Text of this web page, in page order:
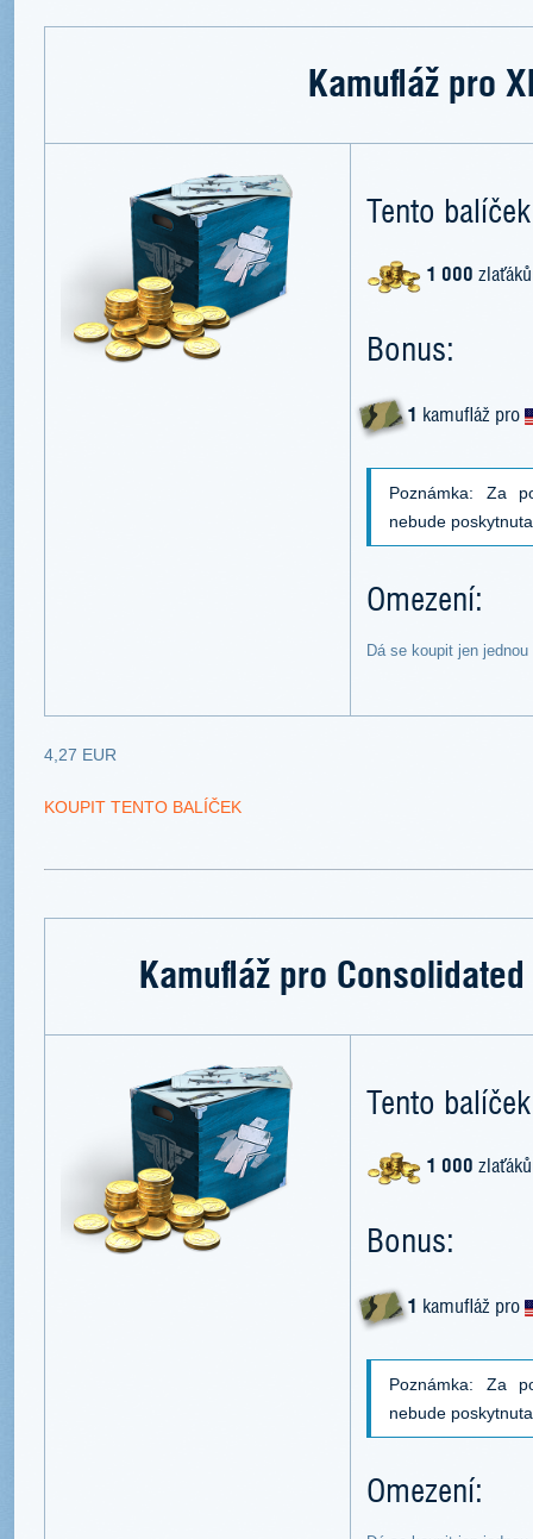
Kamufláž pro
Tento
1 000 zlaťáků
Bonus:
1 kamufláž pro
Poznámka: Za
nebude
Omezení:
Dá se koupit jen
4,27 EUR
KOUPIT TENTO BALÍČEK
Kamufláž pro
Tento
1 000 zlaťáků
Bonus:
1 kamufláž pro
Poznámka: Za
nebude
Omezení: